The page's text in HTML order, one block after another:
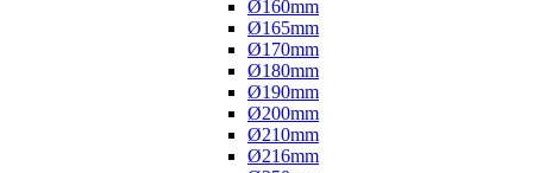
Ø160mm
Ø165mm
Ø170mm
Ø180mm
Ø190mm
Ø200mm
Ø210mm
Ø216mm